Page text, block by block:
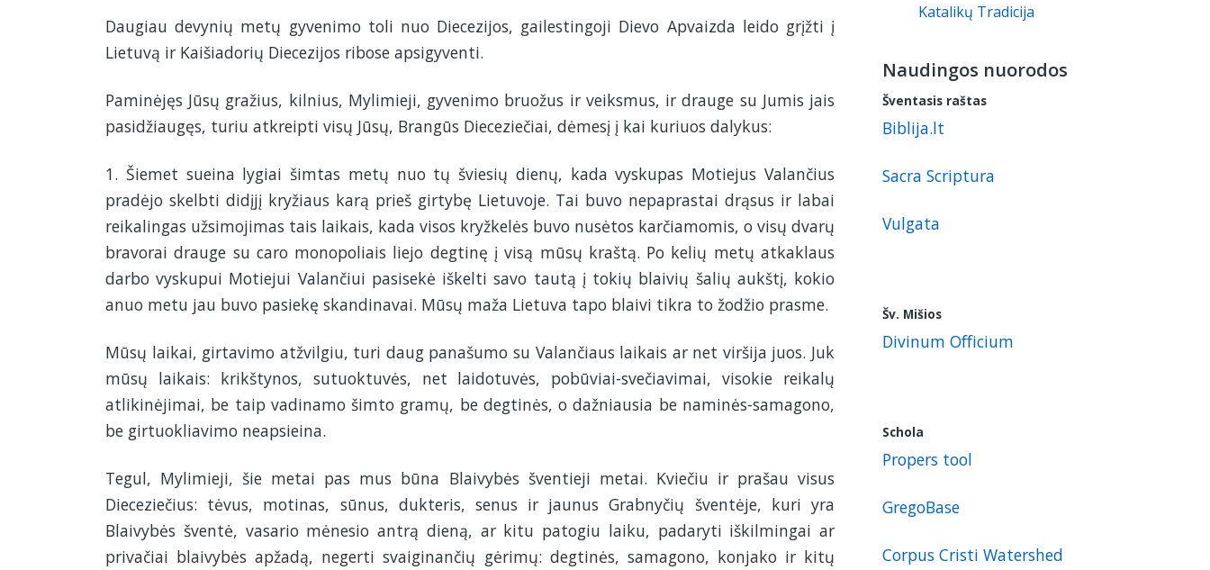
Daugiau devynių metų gyvenimo toli nuo Diecezijos, gailestingoji Dievo Apvaizda leido grįžti į
Lietuvą ir Kaišiadorių Diecezijos ribose apsigyventi.
Paminėjęs Jūsų gražius, kilnius, Mylimieji, gyvenimo bruožus ir veiksmus, ir drauge su Jumis jais
pasidžiaugęs, turiu atkreipti visų Jūsų, Brangūs Dieceziečiai, dėmesį į kai kuriuos dalykus:
1. Šiemet sueina lygiai šimtas metų nuo tų šviesių dienų, kada vyskupas Motiejus Valančius
pradėjo skelbti didįjį kryžiaus karą prieš girtybę Lietuvoje. Tai buvo nepaprastai drąsus ir labai
reikalingas užsimojimas tais laikais, kada visos kryžkelės buvo nusėtos karčiamomis, o visų dvarų
bravorai drauge su caro monopoliais liejo degtinę į visą mūsų kraštą. Po kelių metų atkaklaus
darbo vyskupui Motiejui Valančiui pasisekė iškelti savo tautą į tokių blaivių šalių aukštį, kokio
anuo metu jau buvo pasiekę skandinavai. Mūsų maža Lietuva tapo blaivi tikra to žodžio prasme.
Mūsų laikai, girtavimo atžvilgiu, turi daug panašumo su Valančiaus laikais ar net viršija juos. Juk
mūsų laikais: krikštynos, sutuoktuvės, net laidotuvės, pobūviai-svečiavimai, visokie reikalų
atlikinėjimai, be taip vadinamo šimto gramų, be degtinės, o dažniausia be naminės-samagono,
be girtuokliavimo neapsieina.
Tegul, Mylimieji, šie metai pas mus būna Blaivybės šventieji metai. Kviečiu ir prašau visus
Dieceziečius: tėvus, motinas, sūnus, dukteris, senus ir jaunus Grabnyčių šventėje, kuri yra
Blaivybės šventė, vasario mėnesio antrą dieną, ar kitu patogiu laiku, padaryti iškilmingai ar
privačiai blaivybės apžadą, negerti svaiginančių gėrimų: degtinės, samagono, konjako ir kitų
Katalikų Tradicija
Naudingos nuorodos
Šventasis raštas
Biblija.lt
Sacra Scriptura
Vulgata
Šv. Mišios
Divinum Officium
Schola
Propers tool
GregoBase
Corpus Cristi Watershed